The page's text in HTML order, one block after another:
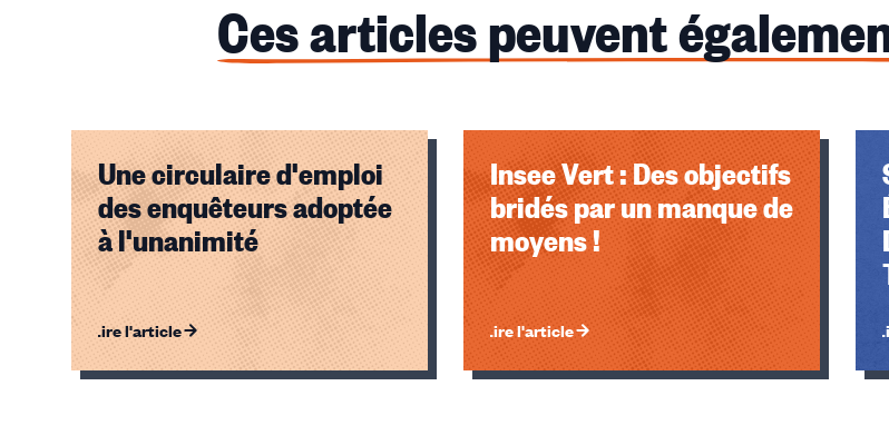
Ces articles peuvent
Une circulaire d'emploi
des enquêteurs adoptée
à l'unanimité
Lire l'article
Insee Vert : Des objectifs
bridés par un manque de
moyens !
Lire l'article
Éléments